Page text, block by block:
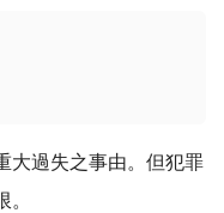
大過失之事由。但犯罪